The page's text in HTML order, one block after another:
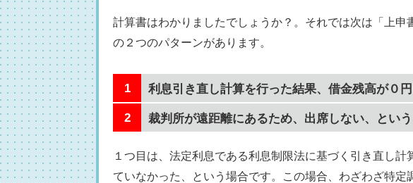
計算書はわかりましたでしょうか？。それでは次は「上
の２つのパターンがあります。
利息引き直し計算を行った結果、借金残高が０
裁判所が遠距離にあるため、出席しない、とい
１つ目は、法定利息である利息制限法に基づく引き直し
ていなかった、という場合です。この場合、わざわざ特